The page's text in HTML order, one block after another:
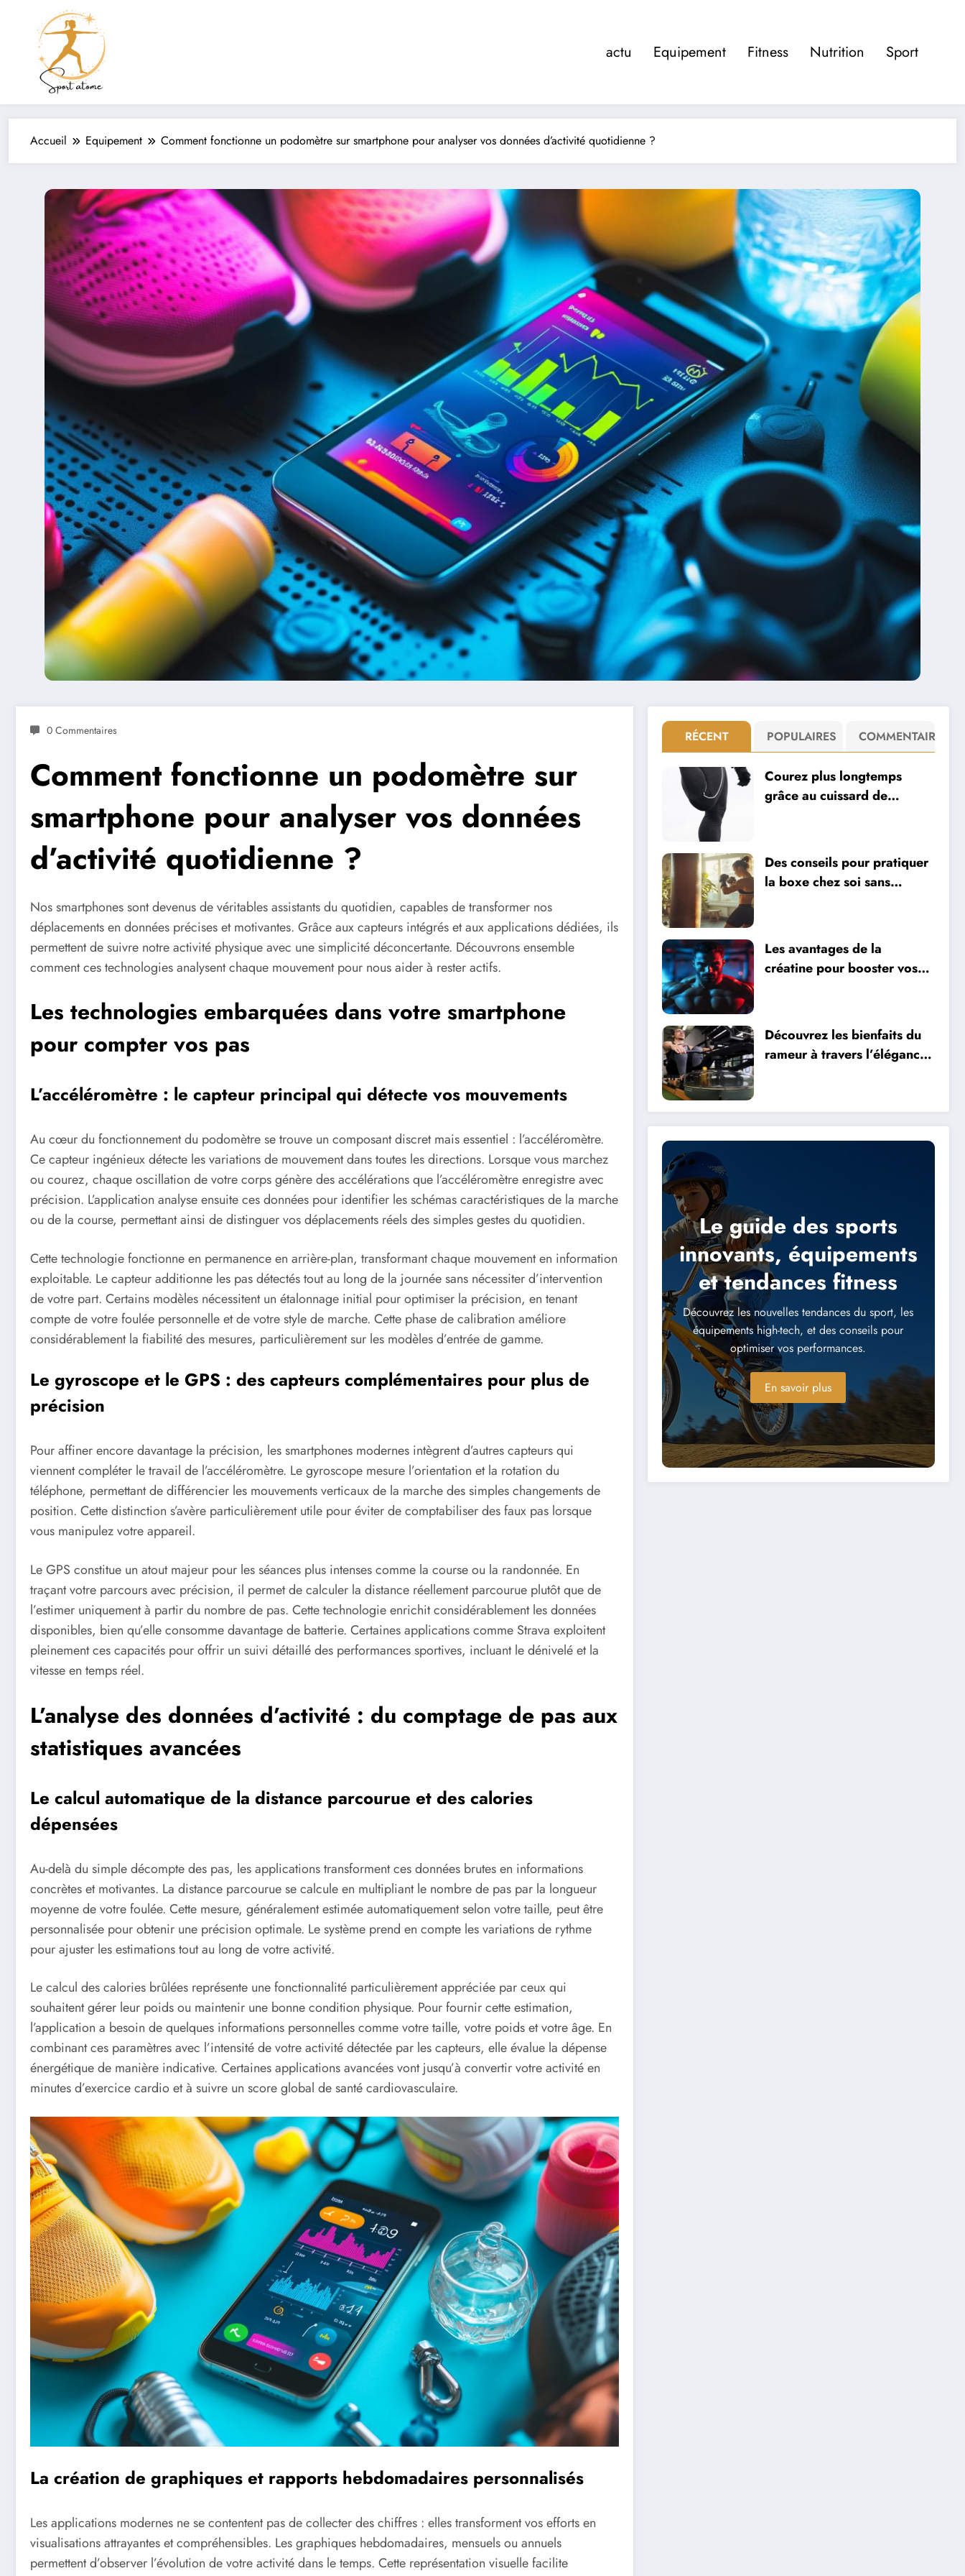
actu Equipement Fitness Nutrition Sport
Accueil Equipement Comment fonctionne un podomètre sur smartphone pour analyser vos données d’activité quotidienne ?
0 Commentaires
Comment fonctionne un podomètre sur
smartphone pour analyser vos données
d’activité quotidienne ?
Nos smartphones sont devenus de véritables assistants du quotidien, capables de transformer nos
déplacements en données précises et motivantes. Grâce aux capteurs intégrés et aux applications dédiées, ils
permettent de suivre notre activité physique avec une simplicité déconcertante. Découvrons ensemble
comment ces technologies analysent chaque mouvement pour nous aider à rester actifs.
Les technologies embarquées dans votre smartphone
pour compter vos pas
L’accéléromètre : le capteur principal qui détecte vos mouvements
Au cœur du fonctionnement du podomètre se trouve un composant discret mais essentiel : l’accéléromètre.
Ce capteur ingénieux détecte les variations de mouvement dans toutes les directions. Lorsque vous marchez
ou courez, chaque oscillation de votre corps génère des accélérations que l’accéléromètre enregistre avec
précision. L’application analyse ensuite ces données pour identifier les schémas caractéristiques de la marche
ou de la course, permettant ainsi de distinguer vos déplacements réels des simples gestes du quotidien.
Cette technologie fonctionne en permanence en arrière-plan, transformant chaque mouvement en information
exploitable. Le capteur additionne les pas détectés tout au long de la journée sans nécessiter d’intervention
de votre part. Certains modèles nécessitent un étalonnage initial pour optimiser la précision, en tenant
compte de votre foulée personnelle et de votre style de marche. Cette phase de calibration améliore
considérablement la fiabilité des mesures, particulièrement sur les modèles d’entrée de gamme.
Le gyroscope et le GPS : des capteurs complémentaires pour plus de
précision
Pour affiner encore davantage la précision, les smartphones modernes intègrent d’autres capteurs qui
viennent compléter le travail de l’accéléromètre. Le gyroscope mesure l’orientation et la rotation du
téléphone, permettant de différencier les mouvements verticaux de la marche des simples changements de
position. Cette distinction s’avère particulièrement utile pour éviter de comptabiliser des faux pas lorsque
vous manipulez votre appareil.
Le GPS constitue un atout majeur pour les séances plus intenses comme la course ou la randonnée. En
traçant votre parcours avec précision, il permet de calculer la distance réellement parcourue plutôt que de
l’estimer uniquement à partir du nombre de pas. Cette technologie enrichit considérablement les données
disponibles, bien qu’elle consomme davantage de batterie. Certaines applications comme Strava exploitent
pleinement ces capacités pour offrir un suivi détaillé des performances sportives, incluant le dénivelé et la
vitesse en temps réel.
L’analyse des données d’activité : du comptage de pas aux
statistiques avancées
Le calcul automatique de la distance parcourue et des calories
dépensées
Au-delà du simple décompte des pas, les applications transforment ces données brutes en informations
concrètes et motivantes. La distance parcourue se calcule en multipliant le nombre de pas par la longueur
moyenne de votre foulée. Cette mesure, généralement estimée automatiquement selon votre taille, peut être
personnalisée pour obtenir une précision optimale. Le système prend en compte les variations de rythme
pour ajuster les estimations tout au long de votre activité.
Le calcul des calories brûlées représente une fonctionnalité particulièrement appréciée par ceux qui
souhaitent gérer leur poids ou maintenir une bonne condition physique. Pour fournir cette estimation,
l’application a besoin de quelques informations personnelles comme votre taille, votre poids et votre âge. En
combinant ces paramètres avec l’intensité de votre activité détectée par les capteurs, elle évalue la dépense
énergétique de manière indicative. Certaines applications avancées vont jusqu’à convertir votre activité en
minutes d’exercice cardio et à suivre un score global de santé cardiovasculaire.
La création de graphiques et rapports hebdomadaires personnalisés
Les applications modernes ne se contentent pas de collecter des chiffres : elles transforment vos efforts en
visualisations attrayantes et compréhensibles. Les graphiques hebdomadaires, mensuels ou annuels
permettent d’observer l’évolution de votre activité dans le temps. Cette représentation visuelle facilite
RÉCENT POPULAIRES COMMENTAIRE
Courez plus longtemps
grâce au cuissard de
Des conseils pour pratiquer
la boxe chez soi sans
Les avantages de la
créatine pour booster vos
Découvrez les bienfaits du
rameur à travers l’élégance
Le guide des sports
innovants, équipements
et tendances fitness
Découvrez les nouvelles tendances du sport, les
équipements high-tech, et des conseils pour
optimiser vos performances.
En savoir plus